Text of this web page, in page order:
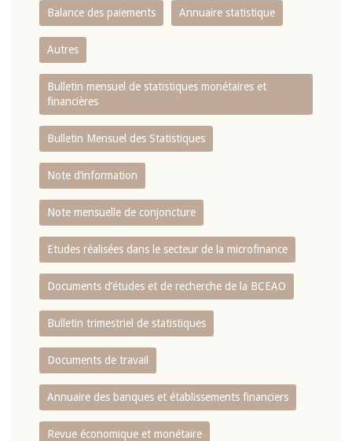
Balance des paiements Annuaire statistique
Autres
Bulletin mensuel de statistiques monétaires et
financières
Bulletin Mensuel des Statistiques
Note d’information
Note mensuelle de conjoncture
Etudes réalisées dans le secteur de la microfinance
Documents d’études et de recherche de la BCEAO
Bulletin trimestriel de statistiques
Documents de travail
Annuaire des banques et établissements financiers
Revue économique et monétaire